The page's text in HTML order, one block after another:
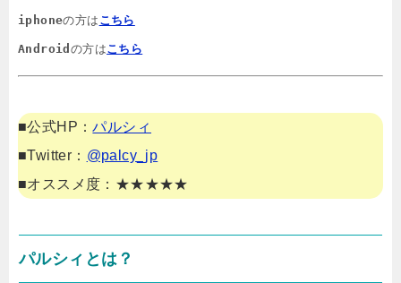
iphoneの方は こちら
Android の方はこちら
■公式HP：パルシィ
■Twitter： @palcy_jp
■オススメ度：★★★★★
パルシィとは？